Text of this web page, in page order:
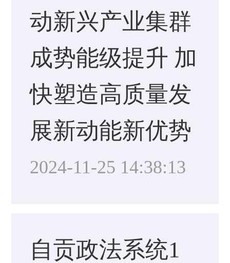
动新兴产业集群
成势能级提升 加
快塑造高质量发
展新动能新优势
2024-11-25 14:38:13
自贡政法系统1